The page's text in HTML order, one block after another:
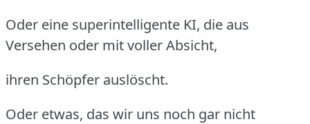
Oder eine superintelligente KI, die aus
Versehen oder mit voller Absicht,
ihren Schöpfer auslöscht.
Oder etwas, das wir uns noch gar nicht